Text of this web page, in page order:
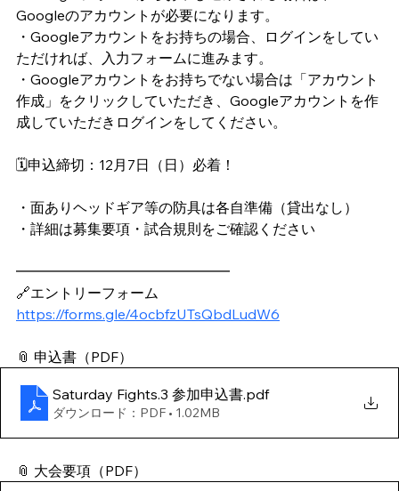
Googleのアカウントが必要になります。
・Googleアカウントをお持ちの場合、ログインをしてい
ただければ、入力フォームに進みます。
・Googleアカウントをお持ちでない場合は「アカウント
作成」をクリックしていただき、Googleアカウントを作
成していただきログインをしてください。
🗓申込締切：12月7日（日）必着！
・面ありヘッドギア等の防具は各自準備（貸出なし）
・詳細は募集要項・試合規則をご確認ください
━━━━━━━━━━━━━━━
🔗エントリーフォーム
https://forms.gle/4ocbfzUTsQbdLudW6
📎 申込書（PDF）
Saturday Fights.3 参加申込書.pdf
ダウンロード：PDF • 1.02MB
📎 大会要項（PDF）